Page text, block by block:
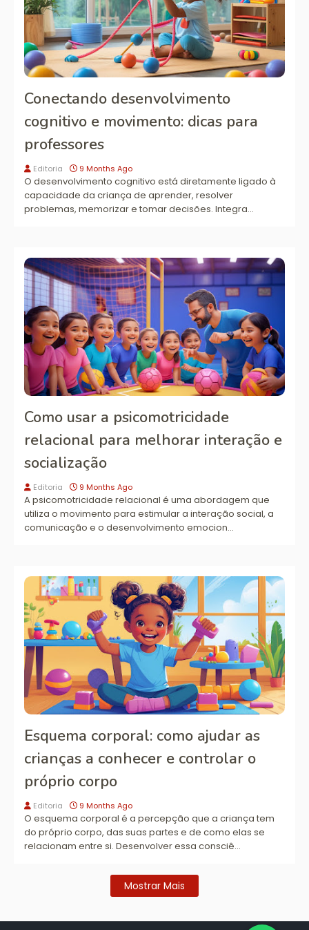
Conectando desenvolvimento
cognitivo e movimento: dicas para
professores
Editoria 9 Months Ago
O desenvolvimento cognitivo está diretamente ligado à
capacidade da criança de aprender, resolver
problemas, memorizar e tomar decisões. Integra…
Como usar a psicomotricidade
relacional para melhorar interação e
socialização
Editoria 9 Months Ago
A psicomotricidade relacional é uma abordagem que
utiliza o movimento para estimular a interação social, a
comunicação e o desenvolvimento emocion…
Esquema corporal: como ajudar as
crianças a conhecer e controlar o
próprio corpo
Editoria 9 Months Ago
O esquema corporal é a percepção que a criança tem
do próprio corpo, das suas partes e de como elas se
relacionam entre si. Desenvolver essa consciê…
Mostrar Mais